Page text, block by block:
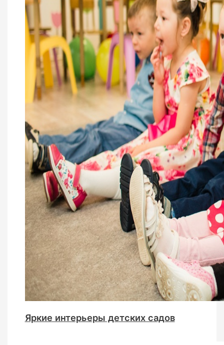
Яркие интерьеры детских садов